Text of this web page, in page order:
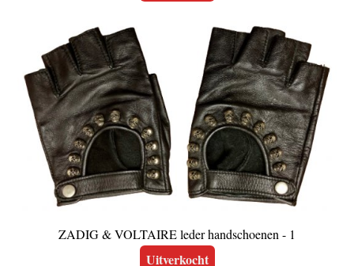
ZADIG & VOLTAIRE leder handschoenen - 1
Uitverkocht